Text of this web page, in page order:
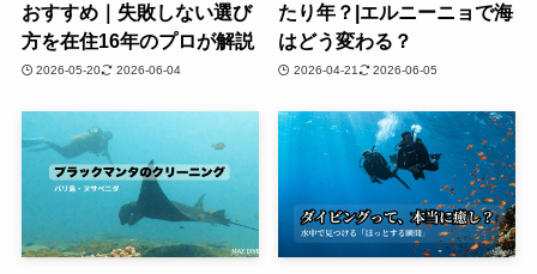
おすすめ｜失敗しない選び
方を在住16年のプロが解説
2026-05-20 2026-06-04
たり年？|エルニーニョで海
はどう変わる？
2026-04-21 2026-06-05